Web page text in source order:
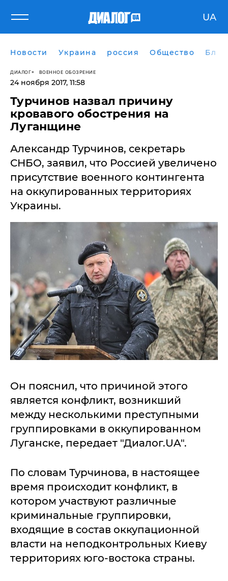
UA
Новости Украина россия Общество
ДИАЛОГ ВОЕННОЕ ОБОЗРЕНИЕ
24 ноября 2017, 11:58
Турчинов назвал причину
кровавого обострения на
Луганщине
Александр Турчинов, секретарь
СНБО, заявил, что Россией увеличено
присутствие военного контингента
на оккупированных территориях
Украины.
Он пояснил, что причиной этого
является конфликт, возникший
между несколькими преступными
группировками в оккупированном
Луганске, передает "Диалог.UA".
По словам Турчинова, в настоящее
время происходит конфликт, в
котором участвуют различные
криминальные группировки,
входящие в состав оккупационной
власти на неподконтрольных Киеву
территориях юго-востока страны.